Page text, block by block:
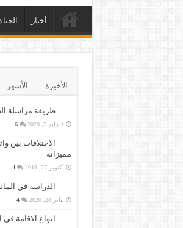
أخبار
الأخيرة الأشهر
طريقة مراسلة
فبراير 5, 2020 6
الاختلافات
مميزاته
أكتوبر 27, 2019 4
الدراسة في المانيا 2020 واهم التفاصيل
يناير 28, 2020 4
انواع الاقامة في